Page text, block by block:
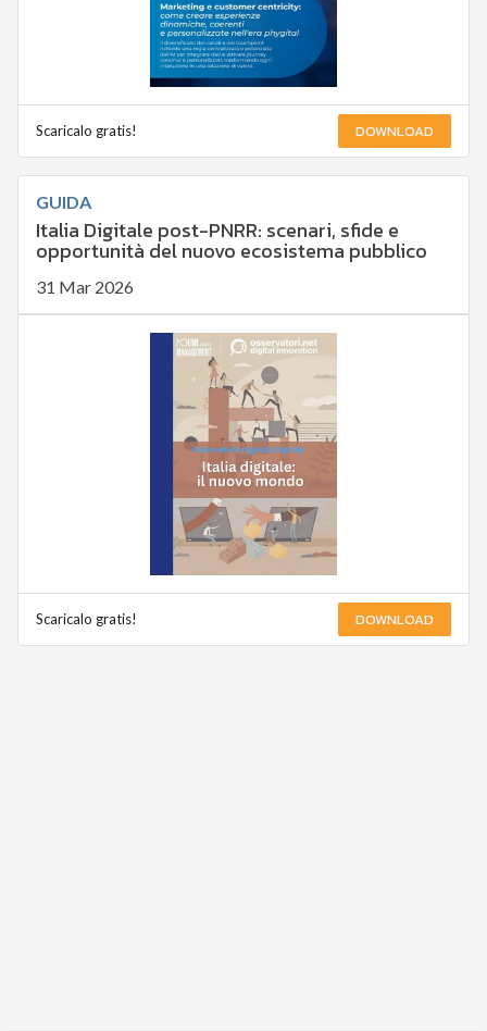
Scaricalo gratis! DOWNLOAD
GUIDA
Italia Digitale post-PNRR: scenari, sfide e
opportunità del nuovo ecosistema pubblico
31 Mar 2026
Scaricalo gratis! DOWNLOAD